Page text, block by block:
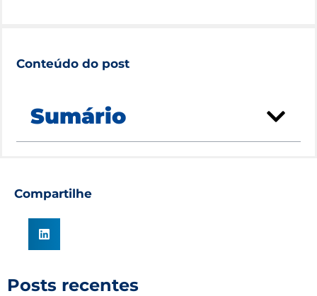
Conteúdo do post
Sumário
Compartilhe
Posts recentes